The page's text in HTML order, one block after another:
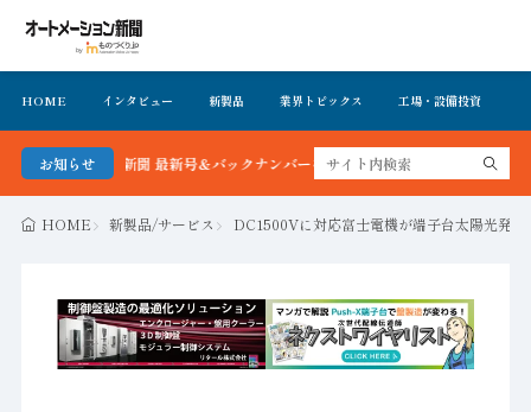
HOME インタビュー 新製品 業界トピックス 工場・設備投資
お知らせ
ション新聞 最新号＆バックナンバーを無料で公開中 詳細はこちら
HOME 新製品/サービス DC1500Vに対応富士電機が端子台太陽光発